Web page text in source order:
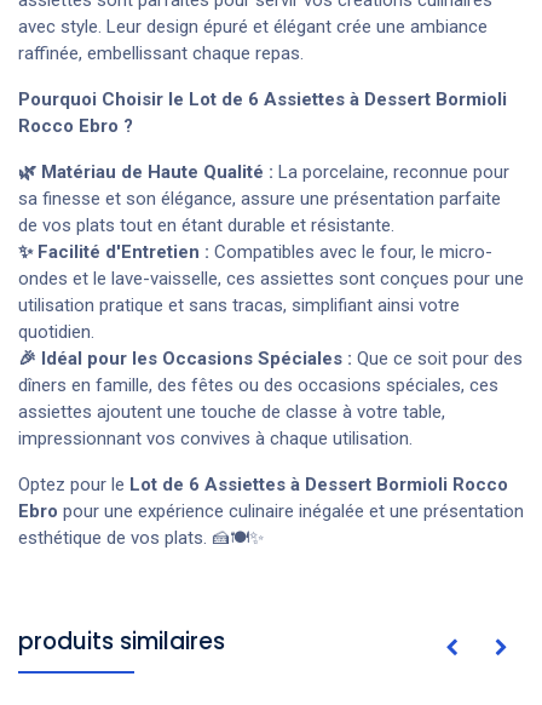
avec style. Leur design épuré et élégant crée une ambiance
raffinée, embellissant chaque repas.
Pourquoi Choisir le Lot de 6 Assiettes à Dessert Bormioli
Rocco Ebro ?
🌿 Matériau de Haute Qualité : La porcelaine, reconnue pour
sa finesse et son élégance, assure une présentation parfaite
de vos plats tout en étant durable et résistante.
✨ Facilité d'Entretien : Compatibles avec le four, le micro-
ondes et le lave-vaisselle, ces assiettes sont conçues pour une
utilisation pratique et sans tracas, simplifiant ainsi votre
quotidien.
🎉 Idéal pour les Occasions Spéciales : Que ce soit pour des
dîners en famille, des fêtes ou des occasions spéciales, ces
assiettes ajoutent une touche de classe à votre table,
impressionnant vos convives à chaque utilisation.
Optez pour le Lot de 6 Assiettes à Dessert Bormioli Rocco
Ebro pour une expérience culinaire inégalée et une présentation
esthétique de vos plats. 🍰🍽️✨
produits similaires